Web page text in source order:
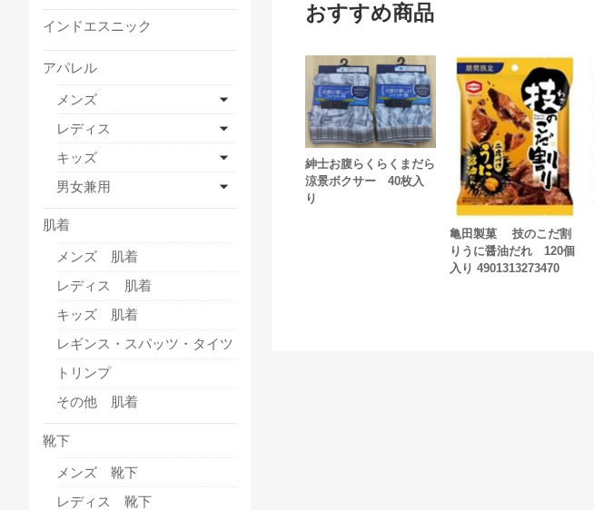
おすすめ商品
紳士お腹らくらくまだら
涼景ボクサー 40枚入
り
亀田製菓 技のこだ割
りうに醤油だれ 120個
入り 4901313273470
インドエスニック
アパレル
メンズ
レディス
キッズ
男女兼用
肌着
メンズ 肌着
レディス 肌着
キッズ 肌着
レギンス・スパッツ・タイツ
トリンプ
その他 肌着
靴下
メンズ 靴下
レディス 靴下